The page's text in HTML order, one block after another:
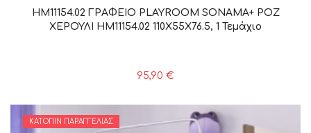
HM11154.02 ΓΡΑΦΕΙΟ PLAYROOM SONAMA+ ΡΟΖ
ΧΕΡΟΥΛΙ HM11154.02 110X55X76.5, 1 Τεμάχιο
95,90 €
ΚΑΤΌΠΙΝ ΠΑΡΑΓΓΕΛΊΑΣ